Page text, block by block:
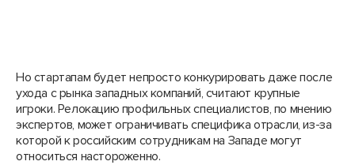
Но стартапам будет непросто конкурировать даже после
ухода с рынка западных компаний, считают крупные
игроки. Релокацию профильных специалистов, по мнению
экспертов, может ограничивать специфика отрасли, из-за
которой к российским сотрудникам на Западе могут
относиться настороженно.